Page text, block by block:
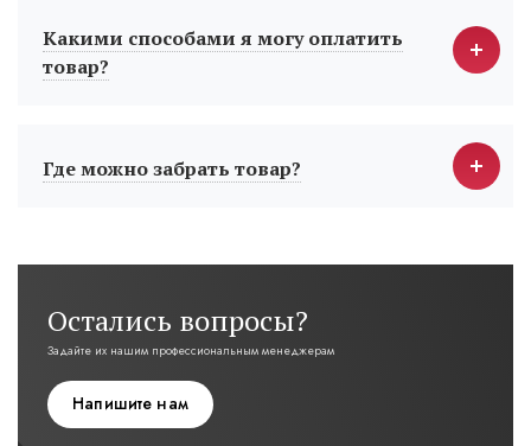
Какими способами я могу оплатить
товар?
Где можно забрать товар?
Остались вопросы?
Задайте их нашим профессиональным менеджерам
Напишите нам